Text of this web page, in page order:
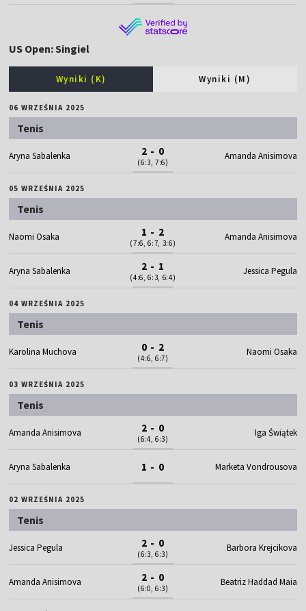
US Open: Singiel
Wyniki (K) Wyniki (M)
06 WRZEŚNIA 2025
Tenis
Aryna Sabalenka 2 - 0
(6:3, 7:6)
Amanda Anisimova
05 WRZEŚNIA 2025
Tenis
Naomi Osaka 1 - 2
(7:6, 6:7, 3:6)
Amanda Anisimova
Aryna Sabalenka 2 - 1
(4:6, 6:3, 6:4)
Jessica Pegula
04 WRZEŚNIA 2025
Tenis
Karolina Muchova 0 - 2
(4:6, 6:7)
Naomi Osaka
03 WRZEŚNIA 2025
Tenis
Amanda Anisimova 2 - 0
(6:4, 6:3)
Iga Świątek
Aryna Sabalenka 1 - 0 Marketa Vondrousova
02 WRZEŚNIA 2025
Tenis
Jessica Pegula 2 - 0
(6:3, 6:3)
Barbora Krejcikova
Amanda Anisimova 2 - 0
(6:0, 6:3)
Beatriz Haddad Maia